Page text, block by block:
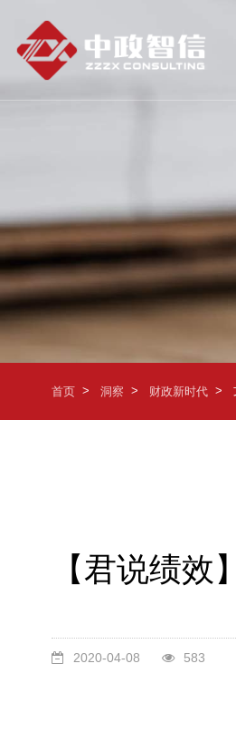
首页 > 洞察 > 财政新时代 >
【君说绩
2020-04-08 583